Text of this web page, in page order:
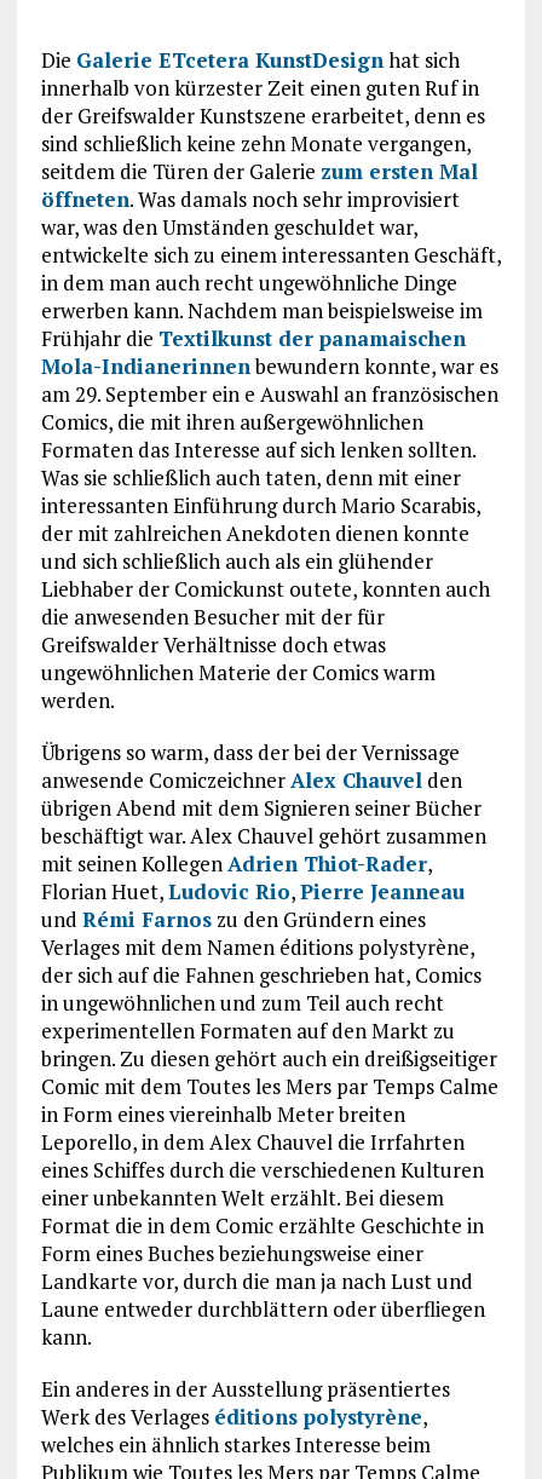
Die Galerie ETcetera KunstDesign hat sich
innerhalb von kürzester Zeit einen guten Ruf in
der Greifswalder Kunstszene erarbeitet, denn es
sind schließlich keine zehn Monate vergangen,
seitdem die Türen der Galerie zum ersten Mal
öffneten. Was damals noch sehr improvisiert
war, was den Umständen geschuldet war,
entwickelte sich zu einem interessanten Geschäft,
in dem man auch recht ungewöhnliche Dinge
erwerben kann. Nachdem man beispielsweise im
Frühjahr die Textilkunst der panamaischen
Mola-Indianerinnenbewundern konnte, war es
am 29. September ein e Auswahl an französischen
Comics, die mit ihren außergewöhnlichen
Formaten das Interesse auf sich lenken sollten.
Was sie schließlich auch taten, denn mit einer
interessanten Einführung durch Mario Scarabis,
der mit zahlreichen Anekdoten dienen konnte
und sich schließlich auch als ein glühender
Liebhaber der Comickunst outete, konnten auch
die anwesenden Besucher mit der für
Greifswalder Verhältnisse doch etwas
ungewöhnlichen Materie der Comics warm
werden.
Übrigens so warm, dass der bei der Vernissage
anwesende Comiczeichner Alex Chauvel den
übrigen Abend mit dem Signieren seiner Bücher
beschäftigt war. Alex Chauvel gehört zusammen
mit seinen Kollegen Adrien Thiot-Rader,
Florian Huet,Ludovic Rio,Pierre Jeanneau
und Rémi Farnoszu den Gründern eines
Verlages mit dem Namen éditions polystyrène,
der sich auf die Fahnen geschrieben hat, Comics
in ungewöhnlichen und zum Teil auch recht
experimentellen Formaten auf den Markt zu
bringen. Zu diesen gehört auch ein dreißigseitiger
Comic mit dem Toutes les Mers par Temps Calme
in Form eines viereinhalb Meter breiten
Leporello, in dem Alex Chauvel die Irrfahrten
eines Schiffes durch die verschiedenen Kulturen
einer unbekannten Welt erzählt. Bei diesem
Format die in dem Comic erzählte Geschichte in
Form eines Buches beziehungsweise einer
Landkarte vor, durch die man ja nach Lust und
Laune entweder durchblättern oder überfliegen
kann.
Ein anderes in der Ausstellung präsentiertes
Werk des Verlages éditions polystyrène,
welches ein ähnlich starkes Interesse beim
Publikum wie Toutes les Mers par Temps Calme